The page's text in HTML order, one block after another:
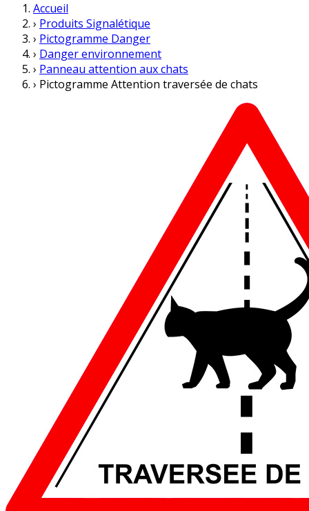
Accueil
› Produits Signalétique
› Pictogramme Danger
› Danger environnement
› Panneau attention aux chats
› Pictogramme Attention traversée de chats